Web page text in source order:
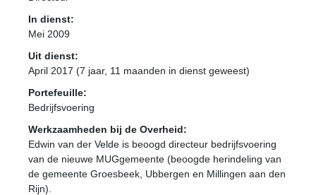
In dienst:
Mei 2009
Uit dienst:
April 2017 (7 jaar, 11 maanden in dienst geweest)
Portefeuille:
Bedrijfsvoering
Werkzaamheden bij de Overheid:
Edwin van der Velde is beoogd directeur bedrijfsvoering
van de nieuwe MUGgemeente (beoogde herindeling van
de gemeente Groesbeek, Ubbergen en Millingen aan den
Rijn).